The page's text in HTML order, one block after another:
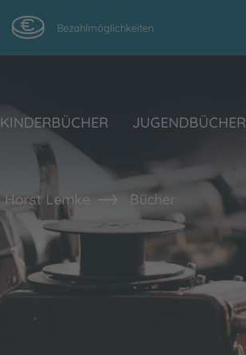
Bezahlmöglichkeiten
KINDERBÜCHER JUGENDBÜCHER
Horst Lemke Bücher